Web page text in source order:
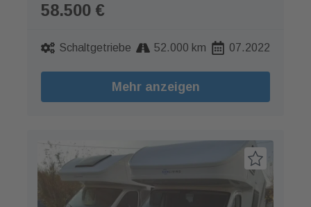
58.500 €
Schaltgetriebe 52.000 km 07.2022
Mehr anzeigen